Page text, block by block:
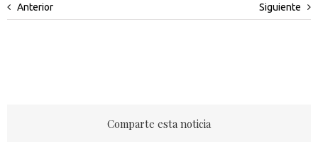
Anterior Siguiente
Comparte esta noticia